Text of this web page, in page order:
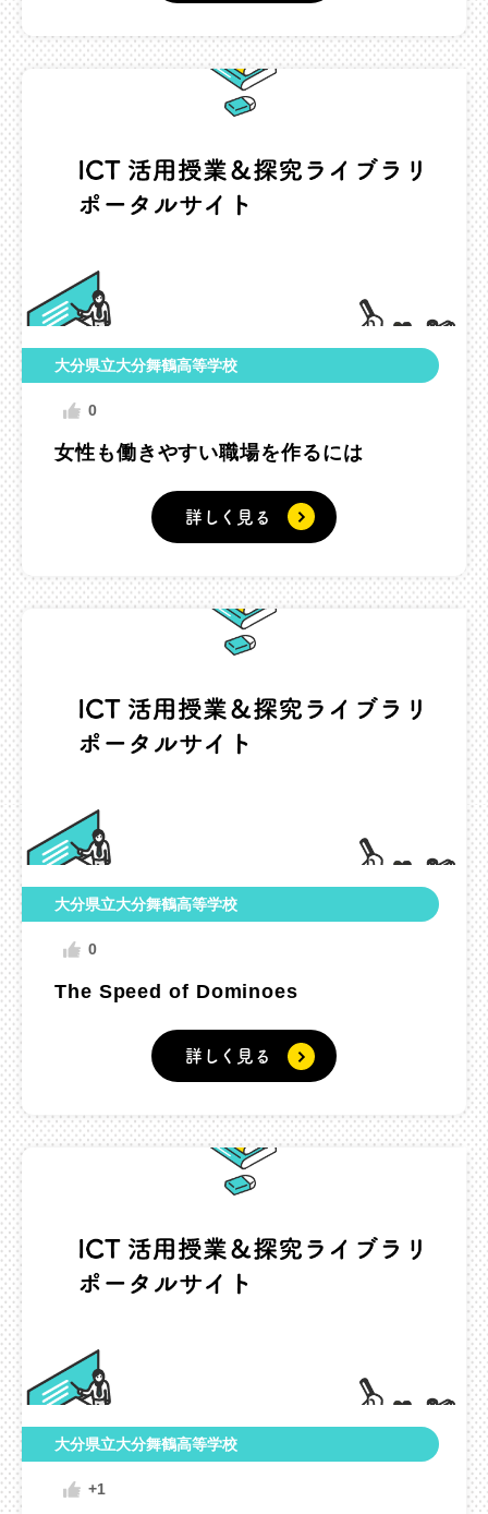
大分県立大分舞鶴高等学校
0
女性も働きやすい職場を作るには
詳しく見る
大分県立大分舞鶴高等学校
0
The Speed of Dominoes
詳しく見る
大分県立大分舞鶴高等学校
+1